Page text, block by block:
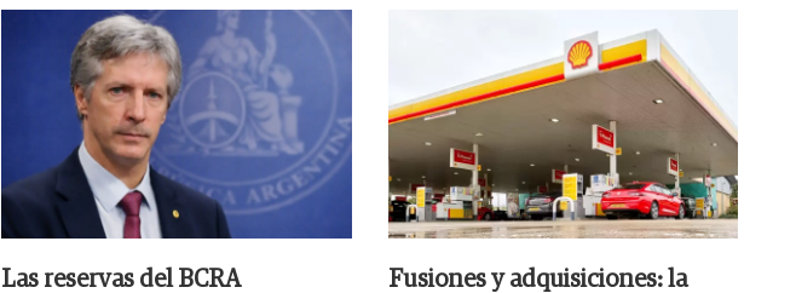
Las reservas del BCRA
Fusiones y adquisiciones: la